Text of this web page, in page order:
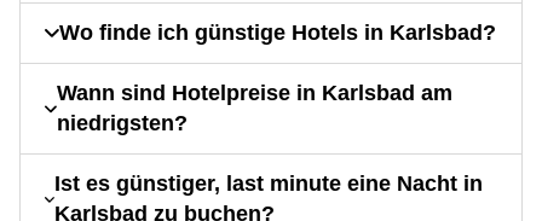
Wo finde ich günstige Hotels in Karlsbad?
Wann sind Hotelpreise in Karlsbad am
niedrigsten?
Ist es günstiger, last minute eine Nacht in
Karlsbad zu buchen?